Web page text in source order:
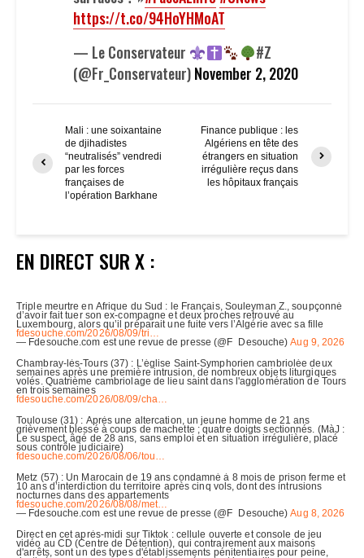
https://t.co/94HoYHMoAT
— Le Conservateur
#Z
(@Fr_Conservateur)November 2, 2020
Mali : une soixantaine
de djihadistes
“neutralisés” vendredi
par les forces
françaises de
l’opération Barkhane
Finance publique : les
Algériens en tête des
étrangers en situation
irrégulière reçus dans
les hôpitaux français
EN DIRECT SUR X :